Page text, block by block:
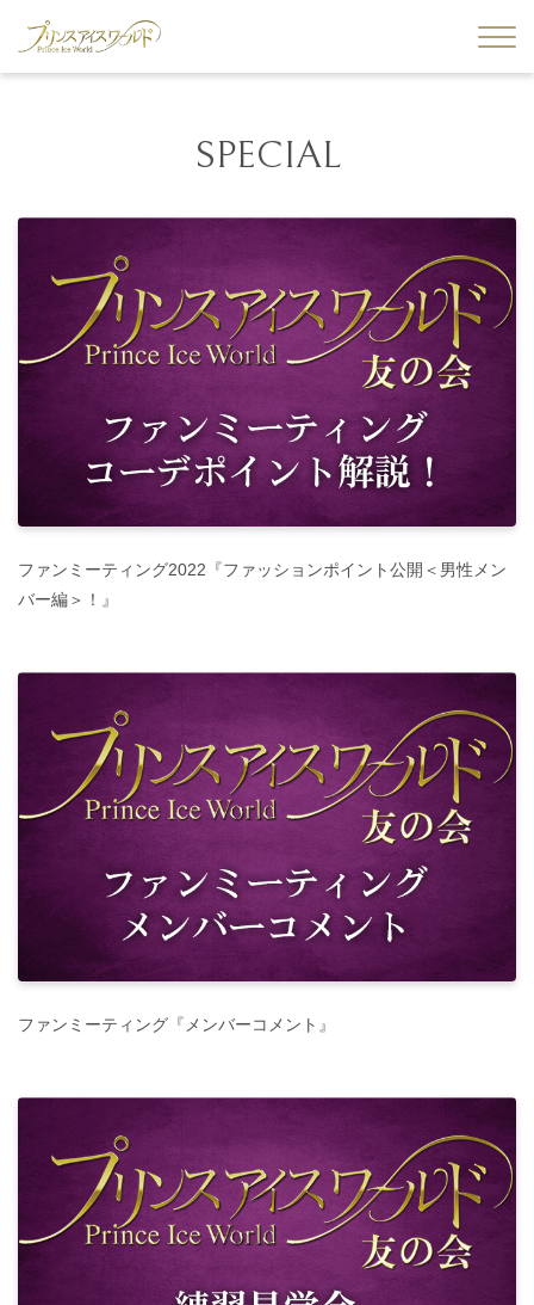
SPECIAL
ファンミーティング2022『ファッションポイント公開＜男性メン
バー編＞！』
ファンミーティング『メンバーコメント』